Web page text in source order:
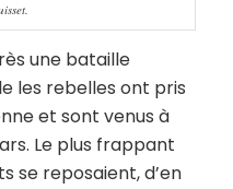
une bataille
les rebelles ont pris
et sont venus à
Le plus frappant
se reposaient, d’en